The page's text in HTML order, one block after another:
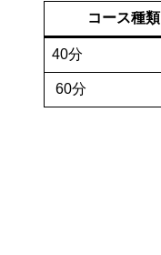
コース種類
40分
60分